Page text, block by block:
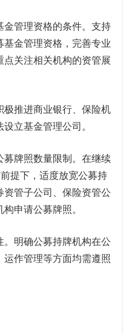
管理资格的条件。支持
金管理资格，完善专业
点关注相关机构的资管展
推进商业银行、保险机
立基金管理公司。
牌照数量限制。在继续
提下，适度放宽公募持
资管子公司、保险资管公
申请公募牌照。
明确公募持牌机构在公
作管理等方面均需遵照